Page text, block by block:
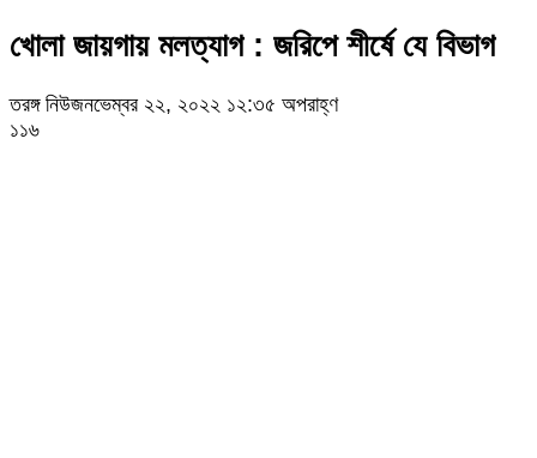
খোলা জায়গায় মলত্যাগ : জরিপে শীর্ষে যে বিভাগ
তরঙ্গ নিউজনভেম্বর ২২, ২০২২ ১২:৩৫ অপরাহ্ণ
১১৬